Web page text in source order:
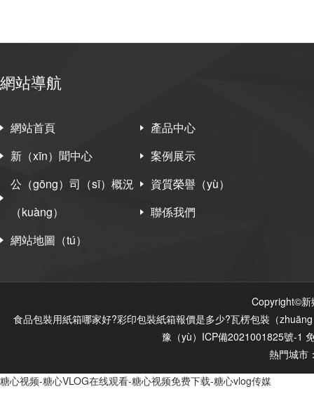
網站導航
網站首頁
產品中心
新（xīn）聞中心
案例展示
公（gōng）司（sī）概況
（kuàng）
資質榮譽（yù）
聯係我們
網站地圖（tú）
Copyright©新
食品包裝用紙箱哪家好?彩印包裝紙箱報價是多少?瓦楞包裝（
豫（yù）ICP備2021001825號-1
熱門城市
糖心视频-糖心VLOG在线观看-糖心视频免费下载-糖心vlog传媒